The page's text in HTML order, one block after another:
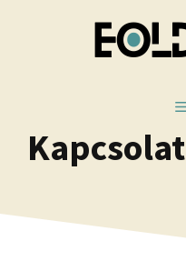
Kapcsolat